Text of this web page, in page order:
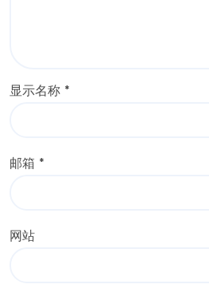
显示名称 *
邮箱 *
网站